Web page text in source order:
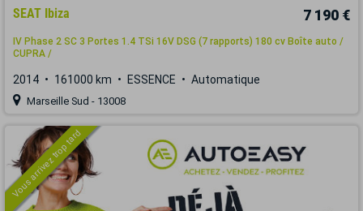
SEAT Ibiza 7 190 €
IV Phase 2 SC 3 Portes 1.4 TSi 16V DSG (7 rapports) 180 cv Boîte auto /
CUPRA /
2014 161000 km ESSENCE Automatique
Marseille Sud - 13008
Vous arrivez trop tard